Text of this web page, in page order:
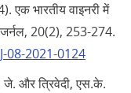
एक भारतीय वाइनरी में
जर्नल, 20(2), 253-274.
08-2021-0124
जे. और त्रिवेदी, एस.के.